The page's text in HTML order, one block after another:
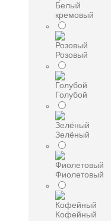
Белый
кремовый
Розовый
Голубой
Зелёный
Фиолетовый
Кофейный